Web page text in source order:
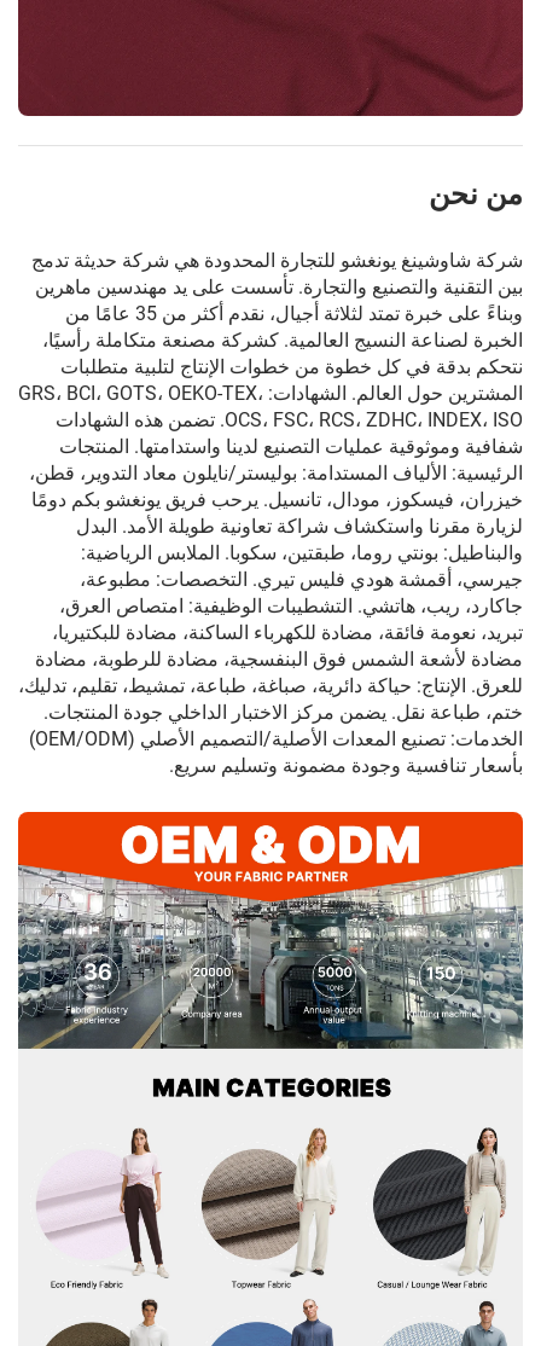
من نحن
شركة شاوشينغ يونغشو للتجارة المحدودة هي شركة حديثة تدمج
بين التقنية والتصنيع والتجارة. تأسست على يد مهندسين ماهرين
وبناءً على خبرة تمتد لثلاثة أجيال، نقدم أكثر من 35 عامًا من
الخبرة لصناعة النسيج العالمية. كشركة مصنعة متكاملة رأسيًا،
نتحكم بدقة في كل خطوة من خطوات الإنتاج لتلبية متطلبات
المشترين حول العالم. الشهادات: GRS، BCI، GOTS، OEKO-TEX،
OCS، FSC، RCS، ZDHC، INDEX، ISO. تضمن هذه الشهادات
شفافية وموثوقية عمليات التصنيع لدينا واستدامتها. المنتجات
الرئيسية: الألياف المستدامة: بوليستر/نايلون معاد التدوير، قطن،
خيزران، فيسكوز، مودال، تانسيل. يرحب فريق يونغشو بكم دومًا
لزيارة مقرنا واستكشاف شراكة تعاونية طويلة الأمد. البدل
والبناطيل: بونتي روما، طبقتين، سكوبا. الملابس الرياضية:
جيرسي، أقمشة هودي فليس تيري. التخصصات: مطبوعة،
جاكارد، ريب، هاتشي. التشطيبات الوظيفية: امتصاص العرق،
تبريد، نعومة فائقة، مضادة للكهرباء الساكنة، مضادة للبكتيريا،
مضادة لأشعة الشمس فوق البنفسجية، مضادة للرطوبة، مضادة
للعرق. الإنتاج: حياكة دائرية، صباغة، طباعة، تمشيط، تقليم، تدليك،
ختم، طباعة نقل. يضمن مركز الاختبار الداخلي جودة المنتجات.
الخدمات: تصنيع المعدات الأصلية/التصميم الأصلي (OEM/ODM)
بأسعار تنافسية وجودة مضمونة وتسليم سريع.